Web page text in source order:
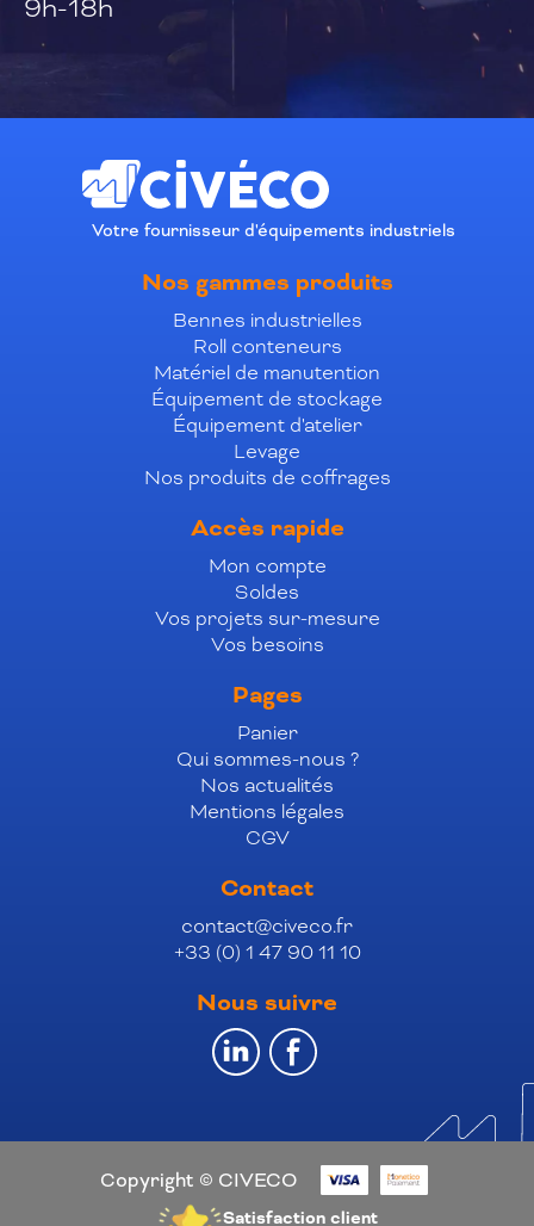
9h-18h
Votre fournisseur d'équipements industriels
Nos gammes produits
Bennes industrielles
Roll conteneurs
Matériel de manutention
Équipement de stockage
Équipement d'atelier
Levage
Nos produits de coffrages
Accès rapide
Mon compte
Soldes
Vos projets sur-mesure
Vos besoins
Pages
Panier
Qui sommes-nous ?
Nos actualités
Mentions légales
CGV
Contact
contact@civeco.fr
+33 (0) 1 47 90 11 10
Nous suivre
Copyright © CIVECO
Satisfaction client